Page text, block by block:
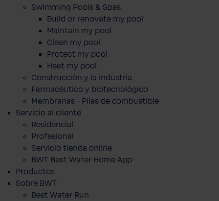
Swimming Pools & Spas
Build or renovate my pool
Maintain my pool
Clean my pool
Protect my pool
Heat my pool
Construcción y la industria
Farmacéutico y biotecnológico
Membranas - Pilas de combustible
Servicio al cliente
Residencial
Profesional
Servicio tienda online
BWT Best Water Home App
Productos
Sobre BWT
Best Water Run